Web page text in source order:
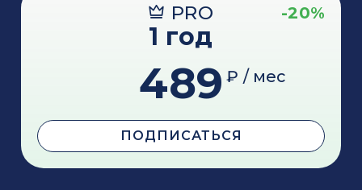
PRO -20%
1 год
489 ₽ / мес
ПОДПИСАТЬСЯ